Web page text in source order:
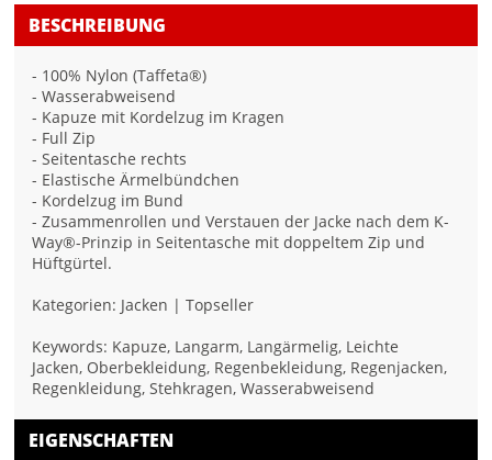
BESCHREIBUNG
- 100% Nylon (Taffeta®)
- Wasserabweisend
- Kapuze mit Kordelzug im Kragen
- Full Zip
- Seitentasche rechts
- Elastische Ärmelbündchen
- Kordelzug im Bund
- Zusammenrollen und Verstauen der Jacke nach dem K-
Way®-Prinzip in Seitentasche mit doppeltem Zip und
Hüftgürtel.
Kategorien: Jacken | Topseller
Keywords: Kapuze, Langarm, Langärmelig, Leichte
Jacken, Oberbekleidung, Regenbekleidung, Regenjacken,
Regenkleidung, Stehkragen, Wasserabweisend
EIGENSCHAFTEN